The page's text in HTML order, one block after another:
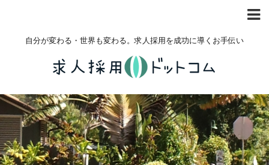
自分が変わる・世界も変わる。求人採用を成功に導くお手伝い